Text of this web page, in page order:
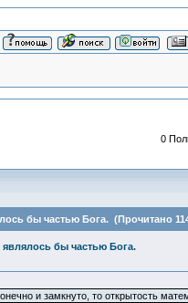
0
бы частью Бога. (Прочитано
являлось бы частью Бога.
и замкнуто, то открытость